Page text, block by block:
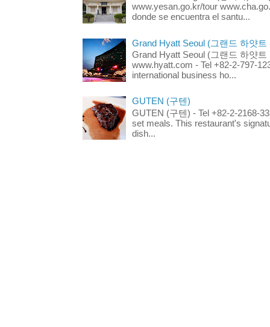
www.yesan.go.kr/tour
donde se encuentra el santu...
Grand Hyatt Seoul (그랜드 하얏트
Grand Hyatt Seoul (그랜드 하얏트
www.hyatt.com - Tel +82-2-797-
international business ho...
GUTEN (구텐)
GUTEN (구텐) - Tel +82-2-2168-
set meals. This restaurant's
dish...